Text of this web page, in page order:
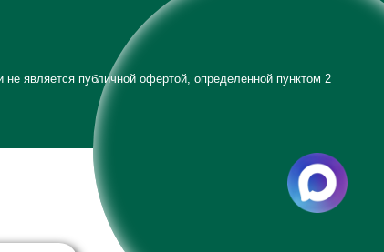
является публичной офертой, определенной пунктом 2